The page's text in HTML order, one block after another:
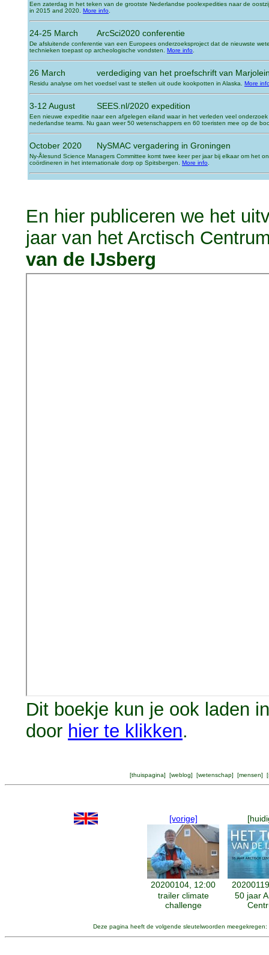
Een zaterdag in het teken van de grootste Nederlandse poolexpedities naar de
in 2015 and 2020. More info
24-25 March ArcSci2020 conferentie
De afsluitende conferentie van een Europees onderzoeksproject dat de nieuwste
technieken toepast op archeologische vondsten. More info
26 March verdediging van het proefschrift van
Residu analyse om het voedsel vast te stellen uit oude kookpotten in Alaska. More
3-12 August SEES.nl/2020 expedition
Een nieuwe expeditie naar een afgelegen eiland waar in het verleden veel
nederlandse teams. Nu gaan weer 50 wetenschappers en 60 toeristen mee op de
October 2020 NySMAC vergadering in Groningen
Ny-Ålesund Science Managers Committee komt twee keer per jaar bij elkaar om het
coördineren in het internationale dorp op Spitsbergen. More info
En hier publiceren we het
jaar van het Arctisch
van de IJsberg
Dit boekje kun je ook laden
door hier te klikken.
[thuispagina] [weblog] [wetenschap] [mensen] [
[vorige]
20200104, 12:00
trailer climate
challenge
50 jaar
Deze pagina heeft de volgende sleutelwoorden meegekregen: